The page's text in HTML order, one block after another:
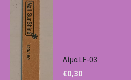
Λίμα LF-03
€0,30